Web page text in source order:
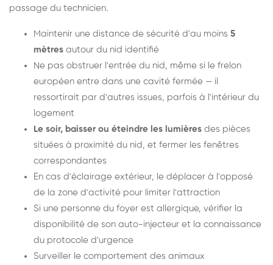
passage du technicien.
Maintenir une distance de sécurité d'au moins 5
mètres autour du nid identifié
Ne pas obstruer l'entrée du nid, même si le frelon
européen entre dans une cavité fermée — il
ressortirait par d'autres issues, parfois à l'intérieur du
logement
Le soir, baisser ou éteindre les lumières des pièces
situées à proximité du nid, et fermer les fenêtres
correspondantes
En cas d'éclairage extérieur, le déplacer à l'opposé
de la zone d'activité pour limiter l'attraction
Si une personne du foyer est allergique, vérifier la
disponibilité de son auto-injecteur et la connaissance
du protocole d'urgence
Surveiller le comportement des animaux